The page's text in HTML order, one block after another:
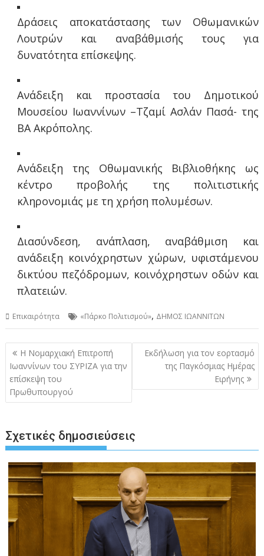
Δράσεις αποκατάστασης των Οθωμανικών
Λουτρών και αναβάθμισής τους για
δυνατότητα επίσκεψης.
Ανάδειξη και προστασία του Δημοτικού
Μουσείου Ιωαννίνων –Τζαμί Ασλάν Πασά- της
ΒΑ Ακρόπολης.
Ανάδειξη της Οθωμανικής Βιβλιοθήκης ως
κέντρο προβολής της πολιτιστικής
κληρονομιάς με τη χρήση πολυμέσων.
Διασύνδεση, ανάπλαση, αναβάθμιση και
ανάδειξη κοινόχρηστων χώρων, υφιστάμενου
δικτύου πεζόδρομων, κοινόχρηστων οδών και
πλατειών.
Επικαιρότητα «Πάρκο Πολιτισμού», ΔΗΜΟΣ ΙΩΑΝΝΙΤΩΝ
Πλοήγηση
άρθρων
Η Νομαρχιακή Επιτροπή
Ιωαννίνων του ΣΥΡΙΖΑ για την
επίσκεψη του
Πρωθυπουργού
Εκδήλωση για τον εορτασμό
της Παγκόσμιας Ημέρας
Ειρήνης
Σχετικές δημοσιεύσεις